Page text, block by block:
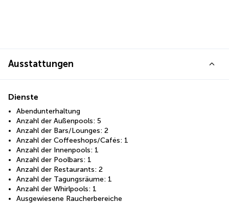
Ausstattungen
Dienste
Abendunterhaltung
Anzahl der Außenpools: 5
Anzahl der Bars/Lounges: 2
Anzahl der Coffeeshops/Cafés: 1
Anzahl der Innenpools: 1
Anzahl der Poolbars: 1
Anzahl der Restaurants: 2
Anzahl der Tagungsräume: 1
Anzahl der Whirlpools: 1
Ausgewiesene Raucherbereiche